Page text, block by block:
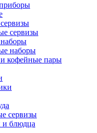
сервизы
наборы
кофейные пары
сервизы
и блюдца